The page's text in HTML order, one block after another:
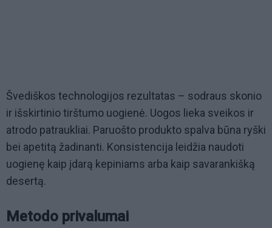
Švediškos technologijos rezultatas – sodraus skonio
ir išskirtinio tirštumo uogienė. Uogos lieka sveikos ir
atrodo patraukliai. Paruošto produkto spalva būna ryški
bei apetitą žadinanti. Konsistencija leidžia naudoti
uogienę kaip įdarą kepiniams arba kaip savarankišką
desertą.
Metodo privalumai